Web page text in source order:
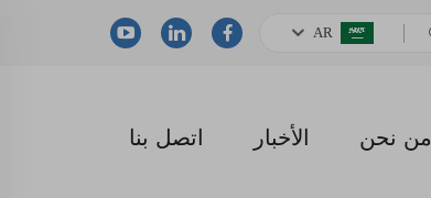
AR
من نحن الأخبار اتصل بنا